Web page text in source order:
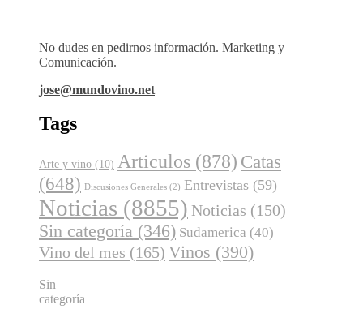
No dudes en pedirnos información. Marketing y
Comunicación.
jose@mundovino.net
Tags
Arte y vino (10) Articulos (878) Catas
(648) Discusiones Generales (2) Entrevistas (59)
Noticias (8855) Noticias (150)
Sin categoría (346) Sudamerica (40)
Vino del mes (165) Vinos (390)
Sin
categoría